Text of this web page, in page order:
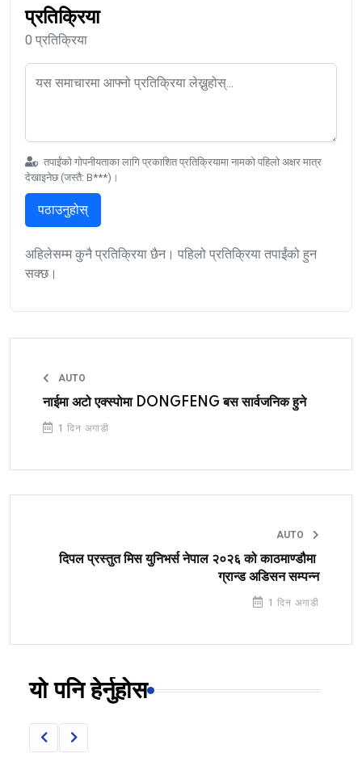
प्रतिक्रिया
0 प्रतिक्रिया
तपाईंको गोपनीयताका लागि प्रकाशित प्रतिक्रियामा नामको पहिलो अक्षर मात्र
देखाइनेछ (जस्तै: B***)।
पठाउनुहोस्
अहिलेसम्म कुनै प्रतिक्रिया छैन। पहिलो प्रतिक्रिया तपाईंको हुन
सक्छ।
AUTO
नाईमा अटो एक्स्पोमा DONGFENG बस सार्वजनिक हुने
1 दिन अगाडी
AUTO
दिपल प्रस्तुत मिस युनिभर्स नेपाल २०२६ को काठमाण्डौमा
ग्रान्ड अडिसन सम्पन्न
1 दिन अगाडी
यो पनि हेर्नुहोस